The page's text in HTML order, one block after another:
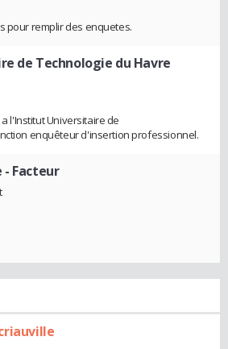
pour remplir des enquetes.
de Technologie du Havre
l'Institut Universitaire de
enquêteur d'insertion professionnel.
- Facteur